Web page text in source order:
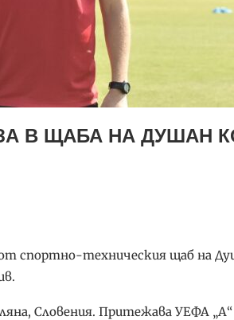
В ЩАБА НА ДУШАН
спортно-техническия щаб на
Словения. Притежава УЕФА